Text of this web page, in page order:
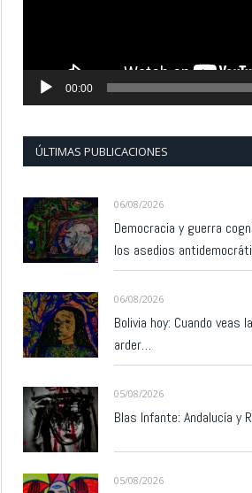
00:00
ÚLTIMAS PUBLICACIONES
06/08/2026
Democracia y guerra
los asedios
06/08/2026
Bolivia hoy: Cuando veas
arder…
05/08/2026
Blas Infante: Andalucía y
05/08/2026